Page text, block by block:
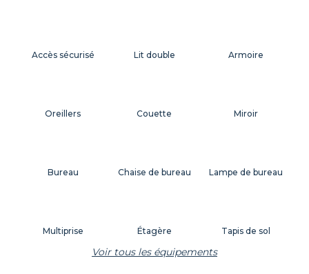
Lampe de bureau
Multiprise
Oreillers Couette
Bureau
Armoire
Étagère Tapis de sol
Miroir
Chaise de bureau
Accès sécurisé Lit double
Voir tous les équipements